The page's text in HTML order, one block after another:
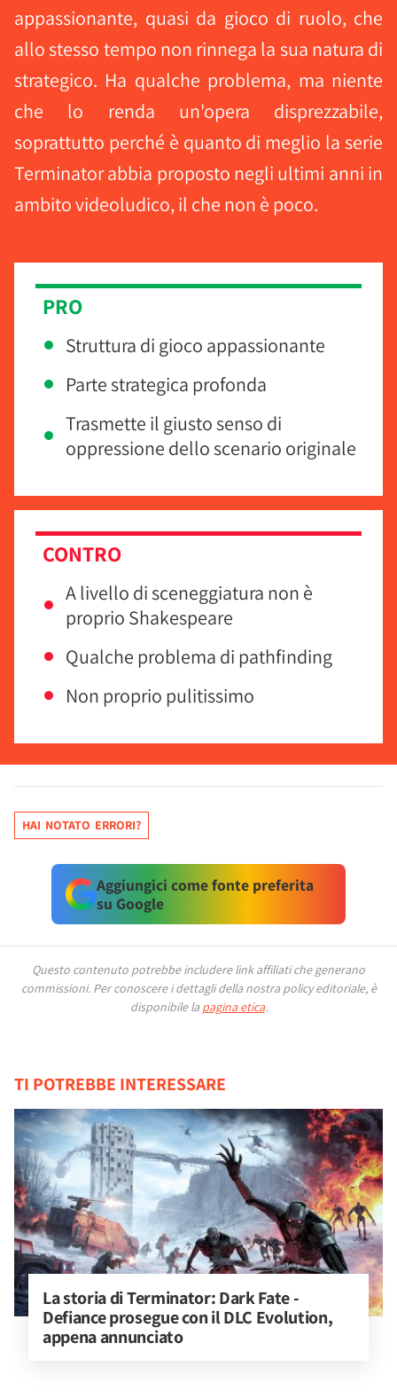
appassionante, quasi da gioco di ruolo, che
allo stesso tempo non rinnega la sua natura di
strategico. Ha qualche problema, ma niente
che lo renda un'opera disprezzabile,
soprattutto perché è quanto di meglio la serie
Terminator abbia proposto negli ultimi anni in
ambito videoludico, il che non è poco.
PRO
Struttura di gioco appassionante
Parte strategica profonda
Trasmette il giusto senso di
oppressione dello scenario originale
CONTRO
A livello di sceneggiatura non è
proprio Shakespeare
Qualche problema di pathfinding
Non proprio pulitissimo
HAI NOTATO ERRORI?
Aggiungici come fonte preferita
su Google
Questo contenuto potrebbe includere link affiliati che generano
commissioni. Per conoscere i dettagli della nostra policy editoriale, è
disponibile la pagina etica.
TI POTREBBE INTERESSARE
La storia di Terminator: Dark Fate -
Defiance prosegue con il DLC Evolution,
appena annunciato